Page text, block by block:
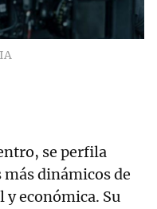
se perfila
dinámicos de
económica. Su